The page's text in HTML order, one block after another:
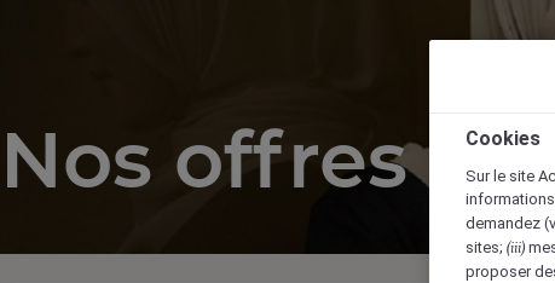
Nos offres Cookies
Sur le site
demandez
sites; (iii)
proposer